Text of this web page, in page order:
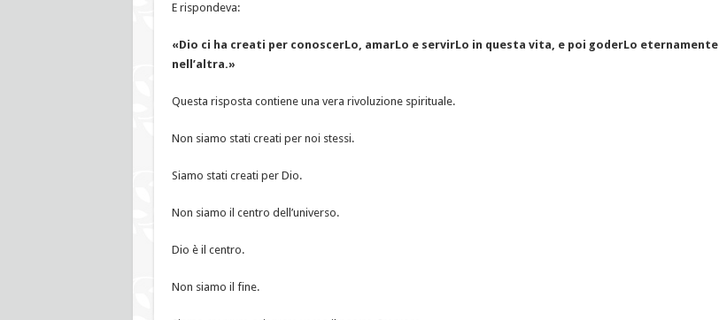
E rispondeva:
«Dio ci ha creati per conoscerLo, amarLo e servirLo in questa vita, e poi goderLo eternamente
nell’altra.»
Questa risposta contiene una vera rivoluzione spirituale.
Non siamo stati creati per noi stessi.
Siamo stati creati per Dio.
Non siamo il centro dell’universo.
Dio è il centro.
Non siamo il fine.